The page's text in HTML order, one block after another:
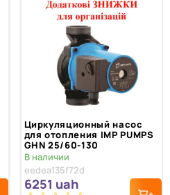
Циркуляционный насос
для отопления IMP PUMPS
GHN 25/60-130
В наличии
eedea135f72d
6251 uah